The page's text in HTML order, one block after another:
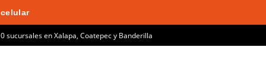
sucursales en Xalapa, Coatepec y Banderilla